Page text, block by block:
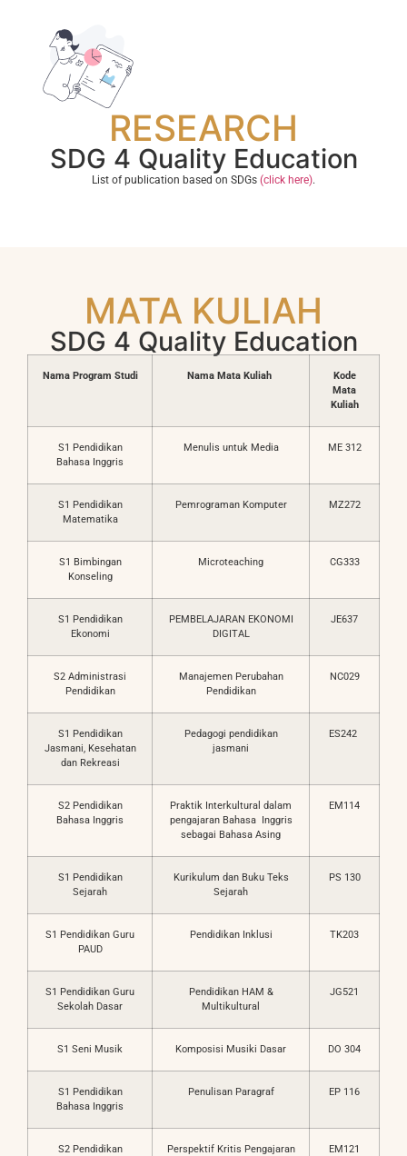
RESEARCH
SDG 4 Quality Education
List of publication based on SDGs (click here).
MATA KULIAH
SDG 4 Quality Education
Nama Program Studi Nama Mata Kuliah
Kode
Mata
Kuliah
S1 Pendidikan
Bahasa Inggris
Menulis untuk Media ME 312
S1 Pendidikan
Matematika
Pemrograman Komputer MZ272
S1 Bimbingan
Konseling
Microteaching CG333
S1 Pendidikan
Ekonomi
PEMBELAJARAN EKONOMI
DIGITAL
JE637
S2 Administrasi
Pendidikan
Manajemen Perubahan
Pendidikan
NC029
S1 Pendidikan
Jasmani, Kesehatan
dan Rekreasi
Pedagogi pendidikan
jasmani
ES242
S2 Pendidikan
Bahasa Inggris
Praktik Interkultural dalam
pengajaran Bahasa Inggris
sebagai Bahasa Asing
EM114
S1 Pendidikan
Sejarah
Kurikulum dan Buku Teks
Sejarah
PS 130
S1 Pendidikan Guru
PAUD
Pendidikan Inklusi TK203
S1 Pendidikan Guru
Sekolah Dasar
Pendidikan HAM &
Multikultural
JG521
S1 Seni Musik Komposisi Musiki Dasar DO 304
S1 Pendidikan
Bahasa Inggris
Penulisan Paragraf EP 116
S2 Pendidikan
Perspektif Kritis Pengajaran
EM121